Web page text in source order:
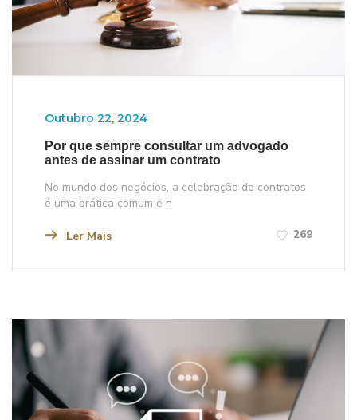
Outubro 22, 2024
Por que sempre consultar um advogado
antes de assinar um contrato
No mundo dos negócios, a celebração de contratos
é uma prática comum e n
Ler Mais 269